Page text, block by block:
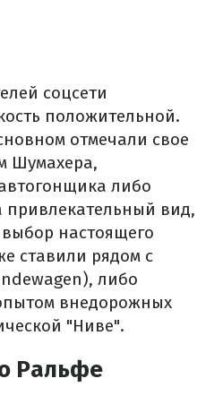
соцсети
положительной.
отмечали свое
Шумахера,
либо
вид,
настоящего
ставили рядом с
либо
внедорожных
"Ниве".
Ральфе